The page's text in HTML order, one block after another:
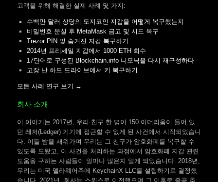
고객을 위해 해결한 실제 사례 몇 가지:
수백만 달러 상당의 도지코인 지갑을 어떻게 복구했는지
비밀번호 분실 후 MetaMask 금고 및 시드 복구
Trezor PIN 및 숨겨진 지갑 복구하기
2014년 프리세일 지갑에서 1000 ETH 회수
17단어로 구성된 Blockchain.info 니모닉을 다시 재구성하다
고장 난 하드 드라이브에서 키 복구하기
모든 사례 연구 보기 →
회사 소개
이 이야기는 2017년, 우리 친구 한 명이 150 이더리움이 들어 있
던 레저(Ledger) 기기에 접근할 수 없게 된 사건에서 시작되었습니
다. 이틀 밤을 새워가며 우리는 그 친구가 암호화폐를 복구할 수
있도록 도왔고, 이 사건을 처리하는 과정에서 암호화폐 지갑 관련
도움을 구하는 사람들이 얼마나 많은지 알게 되었습니다. 2018년,
우리는 미국 델라웨어주에 KeychainX LLC를 설립하기로 결정했
습니다. 2021년, 회사는 스위스로 이전했으며 그 이후로 줄곧 추